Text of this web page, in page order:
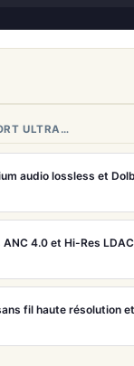
ULTRA…
audio lossless et
4.0 et Hi-Res
fil haute résolution